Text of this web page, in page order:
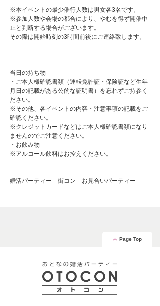
※本イベントの最少催行人数は男女各3名です。
※参加人数や会場の都合により、やむを得ず開催中
止と判断する場合がございます。
その際は開始時刻の3時間前後にご連絡致します。
-------------------------------------------------------
当日の持ち物
・ご本人様確認書類（運転免許証・保険証など生年
月日の記載がある公的な証明書）を忘れずご持参く
ださい。
※その他、各イベントの内容・注意事項の記載をご
確認ください。
※クレジットカードなどはご本人様確認書類になり
ませんのでご注意ください。
・お飲み物
※アルコール飲料はお控えください。
-------------------------------------------------------
婚活パーティー 街コン お見合いパーティー
-------------------------------------------------------
Page Top